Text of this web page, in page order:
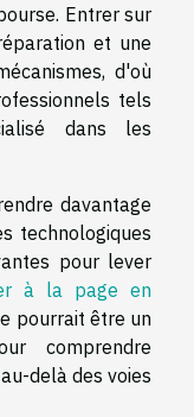
Entrer sur
et une
d'où
tels
dans les
davantage
technologiques
pour lever
à la page en
pourrait être un
comprendre
delà des voies